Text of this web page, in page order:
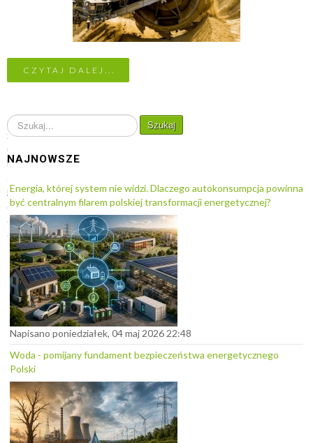
CZYTAJ DALEJ...
S
z
u
k
j
.
.
.
Szukaj
NAJNOWSZE
Energia, której system nie widzi. Dlaczego autokonsumpcja powinna
być centralnym filarem polskiej transformacji energetycznej?
Napisano poniedziałek, 04 maj 2026 22:48
Woda - pomijany fundament bezpieczeństwa energetycznego
Polski